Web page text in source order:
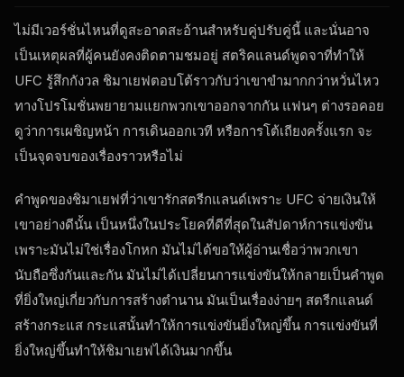
ไม่มีเวอร์ชั่นไหนที่ดูสะอาดสะอ้านสำหรับคู่ปรับคู่นี้ และนั่นอาจ
เป็นเหตุผลที่ผู้คนยังคงติดตามชมอยู่ สตริคแลนด์พูดจาที่ทำให้
UFC รู้สึกกังวล ชิมาเยฟตอบโต้ราวกับว่าเขาขำมากกว่าหวั่นไหว
ทางโปรโมชั่นพยายามแยกพวกเขาออกจากกัน แฟนๆ ต่างรอคอย
ดูว่าการเผชิญหน้า การเดินออกเวที หรือการโต้เถียงครั้งแรก จะ
เป็นจุดจบของเรื่องราวหรือไม่
คำพูดของชิมาเยฟที่ว่าเขารักสตรีกแลนด์เพราะ UFC จ่ายเงินให้
เขาอย่างดีนั้น เป็นหนึ่งในประโยคที่ดีที่สุดในสัปดาห์การแข่งขัน
เพราะมันไม่ใช่เรื่องโกหก มันไม่ได้ขอให้ผู้อ่านเชื่อว่าพวกเขา
นับถือซึ่งกันและกัน มันไม่ได้เปลี่ยนการแข่งขันให้กลายเป็นคำพูด
ที่ยิ่งใหญ่เกี่ยวกับการสร้างตำนาน มันเป็นเรื่องง่ายๆ สตรีกแลนด์
สร้างกระแส กระแสนั้นทำให้การแข่งขันยิ่งใหญ่ขึ้น การแข่งขันที่
ยิ่งใหญ่ขึ้นทำให้ชิมาเยฟได้เงินมากขึ้น